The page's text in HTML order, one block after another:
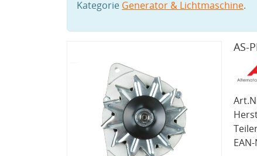
Kategorie Generator & Lichtmaschine.
AS-